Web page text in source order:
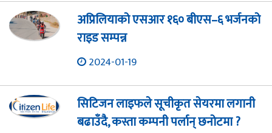
अप्रिलियाको एसआर १६० बीएस–६ भर्जनको
राइड सम्पन्न
2024-01-19
सिटिजन लाइफले सूचीकृत सेयरमा लगानी
बढाउँदै, कस्ता कम्पनी पर्लान् छनोटमा ?